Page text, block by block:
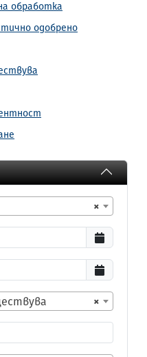
обработка
одобрено
×
×